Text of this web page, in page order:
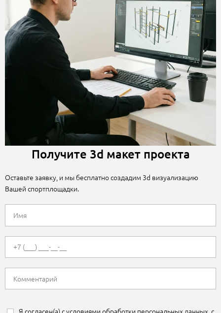
Получите 3d макет проекта
Оставьте заявку, и мы бесплатно создадим 3d визуализацию
Вашей спортплощадки.